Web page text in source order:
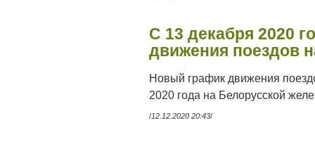
С 13 декабря 2020
движения поездов
Новый график движения
2020 года на Белорусской
/12.12.2020 20:43/